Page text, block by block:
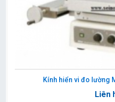
Kính hiển vi đo lường
Liên